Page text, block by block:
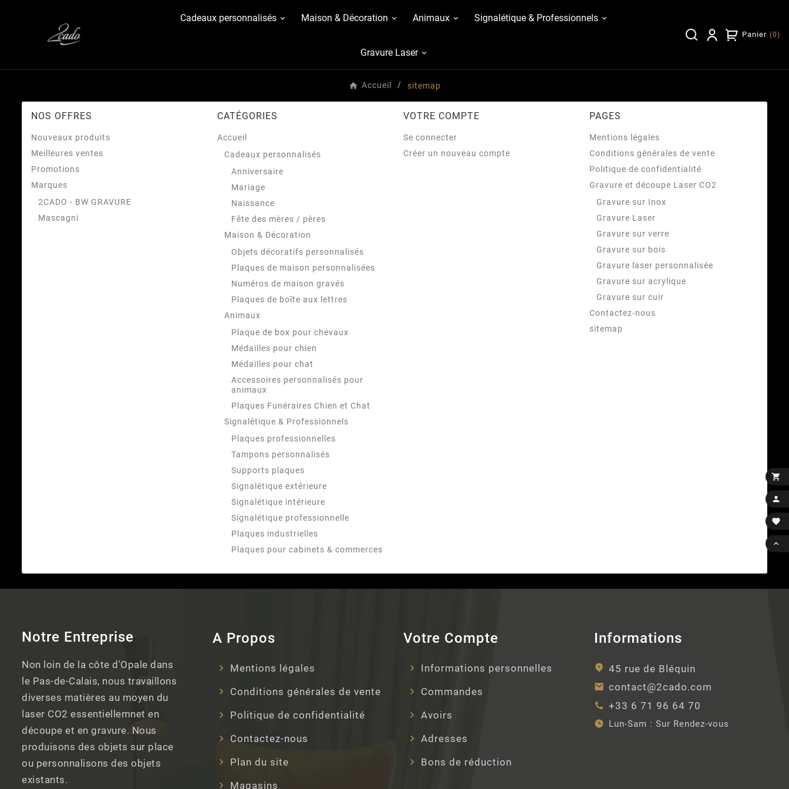
Cadeaux personnalisés Maison & Décoration Animaux Signalétique & Professionnels
Gravure Laser
Panier (0)
Accueil sitemap
NOS OFFRES
Nouveaux produits
Meilleures ventes
Promotions
Marques
2CADO - BW GRAVURE
Mascagni
CATÉGORIES
Accueil
Cadeaux personnalisés
Anniversaire
Mariage
Naissance
Fête des mères / pères
Maison & Décoration
Objets décoratifs personnalisés
Plaques de maison personnalisées
Numéros de maison gravés
Plaques de boîte aux lettres
Animaux
Plaque de box pour chevaux
Médailles pour chien
Médailles pour chat
Accessoires personnalisés pour
animaux
Plaques Funéraires Chien et Chat
Signalétique & Professionnels
Plaques professionnelles
Tampons personnalisés
Supports plaques
Signalétique extérieure
Signalétique intérieure
Signalétique professionnelle
Plaques industrielles
Plaques pour cabinets & commerces
VOTRE COMPTE
Se connecter
Créer un nouveau compte
PAGES
Mentions légales
Conditions générales de vente
Politique de confidentialité
Gravure et découpe Laser CO2
Gravure sur Inox
Gravure Laser
Gravure sur verre
Gravure sur bois
Gravure laser personnalisée
Gravure sur acrylique
Gravure sur cuir
Contactez-nous
sitemap
Notre Entreprise
Non loin de la côte d'Opale dans
le Pas-de-Calais, nous travaillons
diverses matières au moyen du
laser CO2 essentiellemnet en
découpe et en gravure. Nous
produisons des objets sur place
ou personnalisons des objets
existants.
A Propos
Mentions légales
Conditions générales de vente
Politique de confidentialité
Contactez-nous
Plan du site
Magasins
Votre Compte
Informations personnelles
Commandes
Avoirs
Adresses
Bons de réduction
Informations
45 rue de Bléquin
contact@2cado.com
+33 6 71 96 64 70
Lun-Sam : Sur Rendez-vous



